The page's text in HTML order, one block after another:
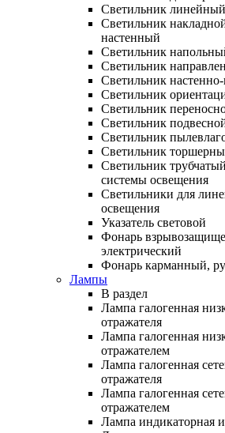
Светильник
Светильник
настенный
Светильник
Светильник
Светильник
Светильник
Светильник
Светильник
Светильник
Светильник
Светильник
системы освещения
Светильники для
освещения
Указатель световой
Фонарь
электрический
Фонарь карманный,
Лампы
В раздел
Лампа галогенная
отражателя
Лампа галогенная
отражателем
Лампа галогенная
отражателя
Лампа галогенная
отражателем
Лампа индикаторная